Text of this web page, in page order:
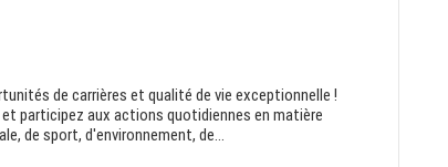
de carrières et qualité de vie exceptionnelle !
participez aux actions quotidiennes en matière
de sport, d'environnement, de...